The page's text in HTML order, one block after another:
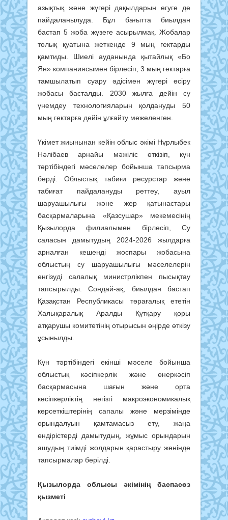
азықтық және жүгері дақылдарын егуге де
пайдаланылуда. Бұл бағытта биылдан
бастап 5 жоба жүзеге асырылмақ. Жобалар
толық қуатына жеткенде 9 мың гектарды
қамтиды. Шиелі ауданында қытайлық «Бо
Ян» компаниясымен бірлесіп, 3 мың гектарға
тамшылатып суару әдісімен жүгері өсіру
жобасы басталды. 2030 жылға дейін су
үнемдеу технологияларын қолдануды 50
мың гектарға дейін ұлғайту межеленген.
Үкімет жиынынан кейін облыс әкімі Нұрлыбек
Нәлібаев арнайы мәжіліс өткізіп, күн
тәртібіндегі мәселелер бойынша тапсырма
берді. Облыстық табиғи ресурстар және
табиғат пайдалануды реттеу, ауыл
шаруашылығы және жер қатынастары
басқармаларына «Қазсушар» мекемесінің
Қызылорда филиалымен бірлесіп, Су
саласын дамытудың 2024-2026 жылдарға
арналған кешенді жоспары жобасына
облыстың су шаруашылығы мәселелерін
енгізуді салалық министрлікпен пысықтау
тапсырылды. Сондай-ақ, биылдан бастап
Қазақстан Республикасы төрағалық ететін
Халықаралық Аралды Құтқару қоры
атқарушы комитетінің отырысын өңірде өткізу
ұсынылды.
Күн тәртібіндегі екінші мәселе бойынша
облыстық кәсіпкерлік және өнеркәсіп
басқармасына шағын және орта
кәсіпкерліктің негізгі макроэкономикалық
көрсеткіштерінің сапалы және мерзімінде
орындалуын қамтамасыз ету, жаңа
өндірістерді дамытудың, жұмыс орындарын
ашудың тиімді жолдарын қарастыру жөнінде
тапсырмалар берілді.
Қызылорда облысы әкімінің баспасөз
қызметі